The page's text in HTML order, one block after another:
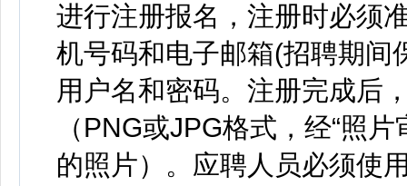
进行注册报名，注册时必须
机号码和电子邮箱(招聘期间
用户名和密码。注册完成后
（PNG或JPG格式，经“照
的照片）。应聘人员必须使